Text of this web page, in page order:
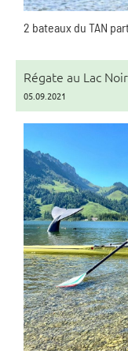
2 bateaux du TAN
Régate au Lac Noir
05.09.2021